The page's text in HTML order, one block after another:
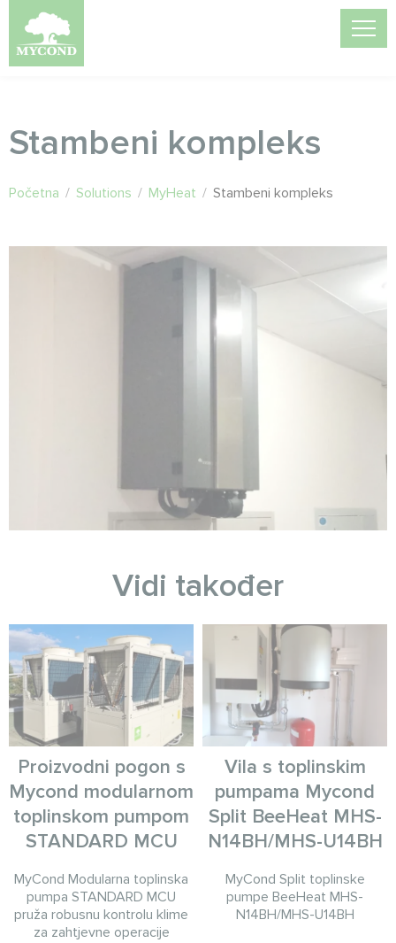
Stambeni kompleks
Početna / Solutions / MyHeat / Stambeni kompleks
Vidi također
Proizvodni pogon s
Mycond modularnom
toplinskom pumpom
STANDARD MCU
MyCond Modularna toplinska
pumpa STANDARD MCU
pruža robusnu kontrolu klime
za zahtjevne operacije
Vila s toplinskim
pumpama Mycond
Split BeeHeat MHS-
N14BH/MHS-U14BH
MyCond Split toplinske
pumpe BeeHeat MHS-
N14BH/MHS-U14BH